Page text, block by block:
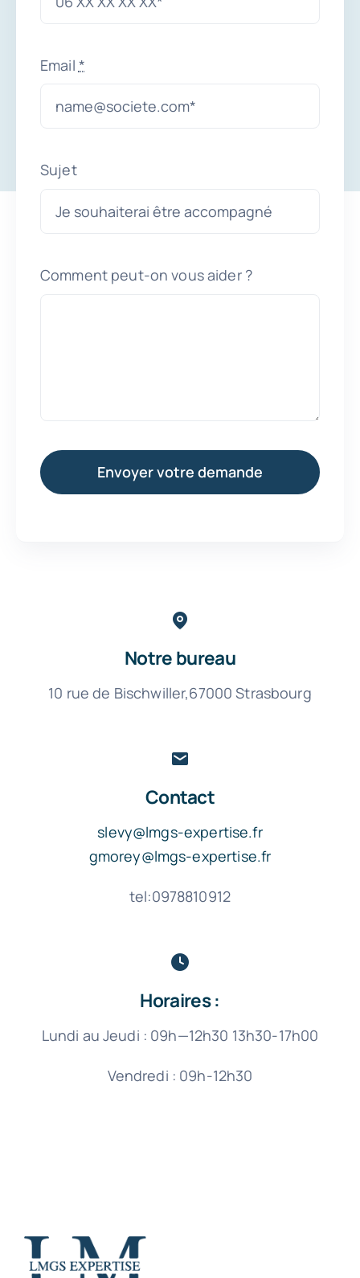
Email *
Sujet
Comment peut-on vous aider ?
Envoyer votre demande
Notre bureau
10 rue de Bischwiller,67000 Strasbourg
Contact
slevy@lmgs-expertise.fr
gmorey@lmgs-expertise.fr
tel:0978810912
Horaires :
Lundi au Jeudi : 09h—12h30 13h30-17h00
Vendredi : 09h-12h30